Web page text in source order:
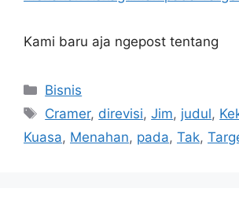
Kami baru aja ngepost tentang
Kategori
Bisnis
Tag
Cramer, direvisi,Jim, judul,
Kuasa, Menahan, pada, Tak,